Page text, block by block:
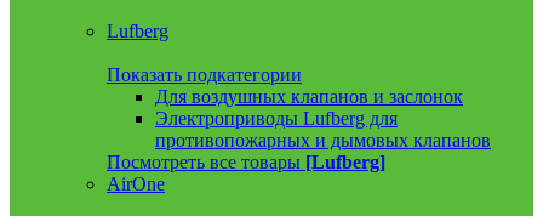
Lufberg
Показать подкатегории
Для воздушных клапанов и заслонок
Электроприводы Lufberg для
противопожарных и дымовых клапанов
Посмотреть все товары [Lufberg]
AirOne